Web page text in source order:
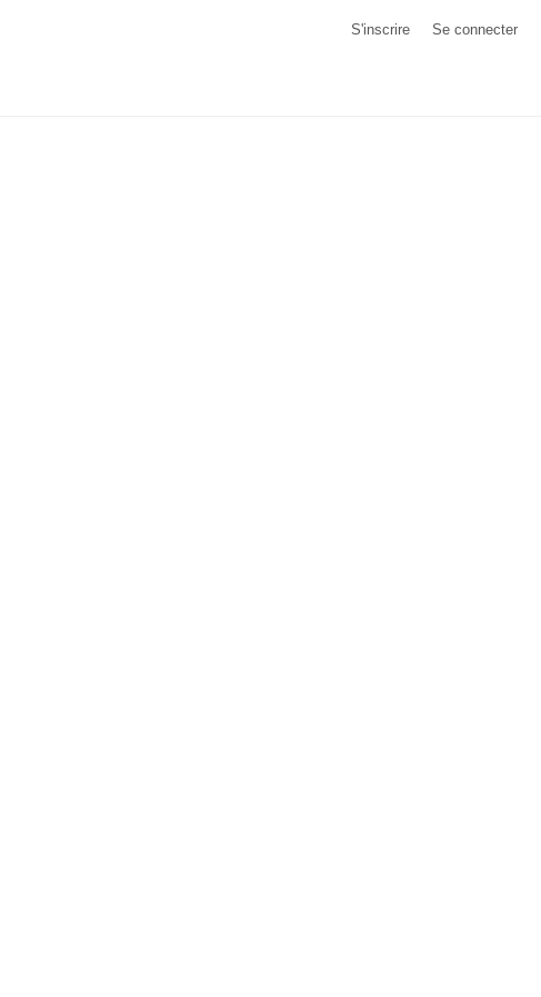
S'inscrire Se connecter